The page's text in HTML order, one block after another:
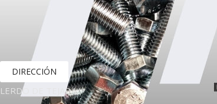
DIRECCIÓN
LERDO DE TEJADA,